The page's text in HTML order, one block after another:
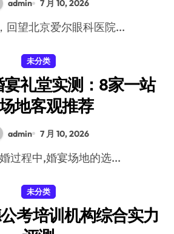
admin 7 月 10, 2026
，回望北京爱尔眼科医院...
未分类
礼堂实测：8家一站
地客观推荐
admin 7 月 10, 2026
婚过程中,婚宴场地的选...
未分类
考培训机构综合实力